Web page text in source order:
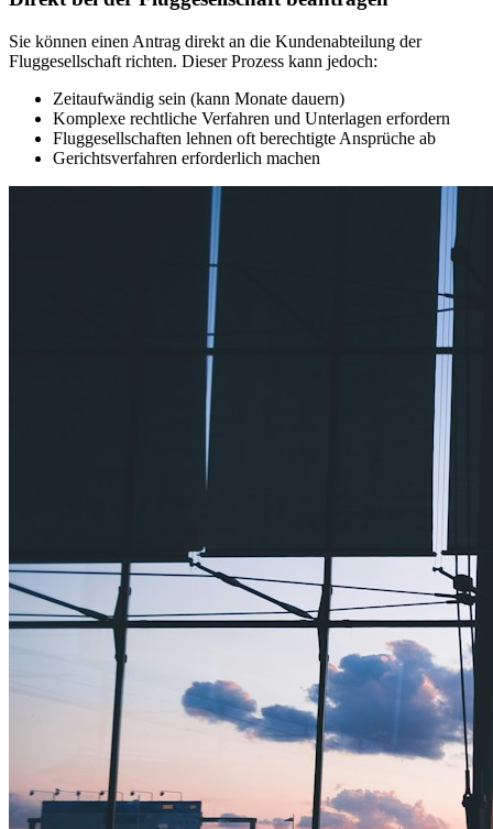
Sie können einen Antrag direkt an die Kundenabteilung der
Fluggesellschaft richten. Dieser Prozess kann jedoch:
Zeitaufwändig sein (kann Monate dauern)
Komplexe rechtliche Verfahren und Unterlagen erfordern
Fluggesellschaften lehnen oft berechtigte Ansprüche ab
Gerichtsverfahren erforderlich machen